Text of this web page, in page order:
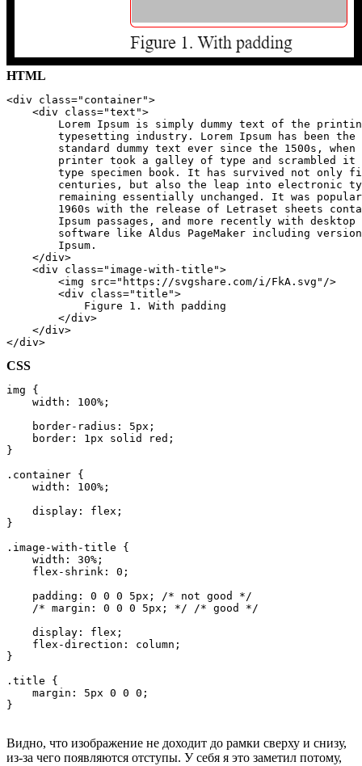
HTML
<div class="container">
    <div class="text">
Lorem Ipsum is simply dummy text of the
typesetting industry. Lorem Ipsum has been the
standard dummy text ever since the 1500s, when
printer took a galley of type and scrambled it
type specimen book. It has survived not only
centuries, but also the leap into electronic
remaining essentially unchanged. It was
1960s with the release of Letraset sheets
Ipsum passages, and more recently with desktop
software like Aldus PageMaker including
        Ipsum.
    </div>
    <div class="image-with-title">
        <img src="https://svgshare.com/i/FkA.svg"/>
        <div class="title">
            Figure 1. With padding
        </div>
    </div>
</div>
CSS
img {
    width: 100%;
    border-radius: 5px;
    border: 1px solid red;
}
.container {
    width: 100%;
    display: flex;
}
.image-with-title {
    width: 30%;
    flex-shrink: 0;
    padding: 0 0 0 5px; /* not good */
    /* margin: 0 0 0 5px; */ /* good */
    display: flex;
    flex-direction: column;
}
.title {
    margin: 5px 0 0 0;
}
Видно, что изображение не доходит до рамки сверху и снизу,
из-за чего появляются отступы. У себя я это заметил потому,